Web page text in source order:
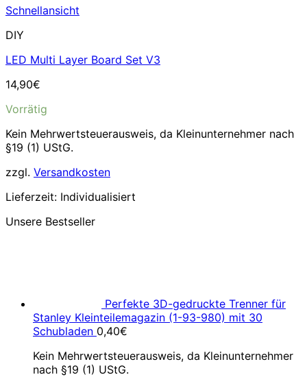
Schnellansicht
DIY
LED Multi Layer Board Set V3
14,90€
Vorrätig
Kein Mehrwertsteuerausweis, da Kleinunternehmer nach
§19 (1) UStG.
zzgl. Versandkosten
Lieferzeit: Individualisiert
Unsere Bestseller
Perfekte 3D-gedruckte Trenner für
Stanley Kleinteilemagazin (1-93-980) mit 30
Schubladen 0,40€
Kein Mehrwertsteuerausweis, da Kleinunternehmer
nach §19 (1) UStG.